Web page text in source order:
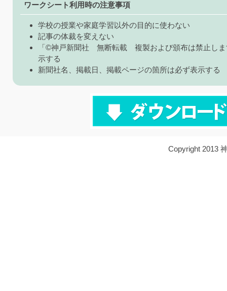
ワークシート利用時の注意事項
学校の授業や家庭学習以外の目的に使わない
記事の体裁を変えない
「©神戸新聞社 無断転載 複製および頒布は禁止しま
示する
新聞社名、掲載日、掲載ページの箇所は必ず表示する
Copyright 2013